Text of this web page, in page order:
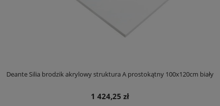
Deante Silia brodzik akrylowy struktura A prostokątny 100x120cm biały
1 424,25 zł